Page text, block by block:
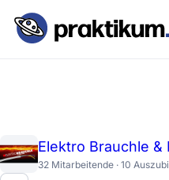
Elektro Brauchle &
32 Mitarbeitende · 10